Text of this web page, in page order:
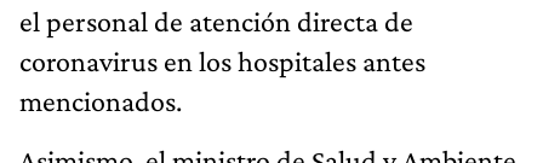
el personal de atención directa de
coronavirus en los hospitales antes
mencionados.